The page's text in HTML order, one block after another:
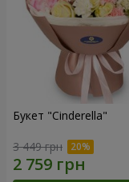
Букет "Cinderella"
3 449 грн